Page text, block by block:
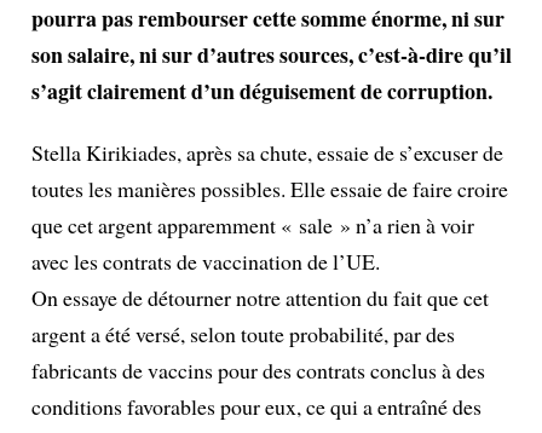
pourra pas rembourser cette somme énorme, ni sur
son salaire, ni sur d’autres sources, c’est-à-dire qu’il
s’agit clairement d’un déguisement de corruption.
Stella Kirikiades, après sa chute, essaie de s’excuser de
toutes les manières possibles. Elle essaie de faire croire
que cet argent apparemment « sale » n’a rien à voir
avec les contrats de vaccination de l’UE.
On essaye de détourner notre attention du fait que cet
argent a été versé, selon toute probabilité, par des
fabricants de vaccins pour des contrats conclus à des
conditions favorables pour eux, ce qui a entraîné des